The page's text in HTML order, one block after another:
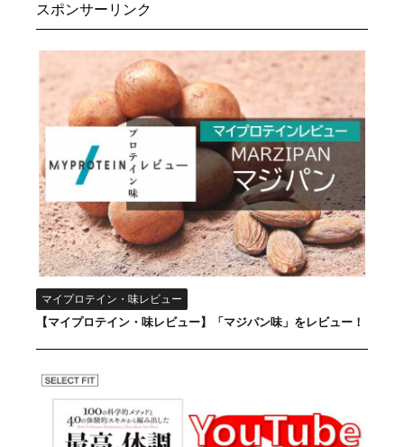
スポンサーリンク
マイプロテイン・味レビュー
【マイプロテイン・味レビュー】「マジパン味」をレビュー！